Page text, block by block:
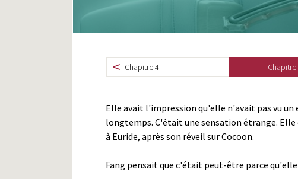
Chapitre 4 Chapitre
Elle avait l'impression qu'elle n'avait pas vu
longtemps. C'était une sensation étrange.
à Euride, après son réveil sur Cocoon.
Fang pensait que c'était peut-être parce